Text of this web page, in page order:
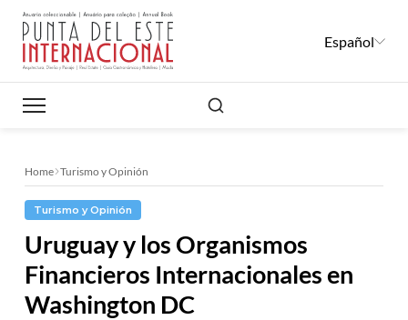
Español
Buscar
Home Turismo y Opinión
Turismo y Opinión
Uruguay y los Organismos
Financieros Internacionales en
Washington DC